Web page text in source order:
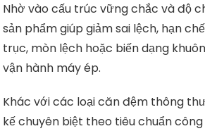
Nhờ vào cấu trúc vững chắc và độ
sản phẩm giúp giảm sai lệch, hạn
trục, mòn lệch hoặc biến dạng
vận hành máy ép.
Khác với các loại căn đệm thông
kế chuyên biệt theo tiêu chuẩn